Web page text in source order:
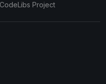
CodeLibs Project